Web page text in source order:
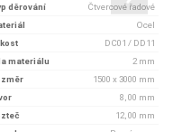
děrování
Čtvercové řadové
Ocel
DC01 / DD11
materiálu
2 mm
1500 x 3000 mm
8, 00 mm
12, 00 mm